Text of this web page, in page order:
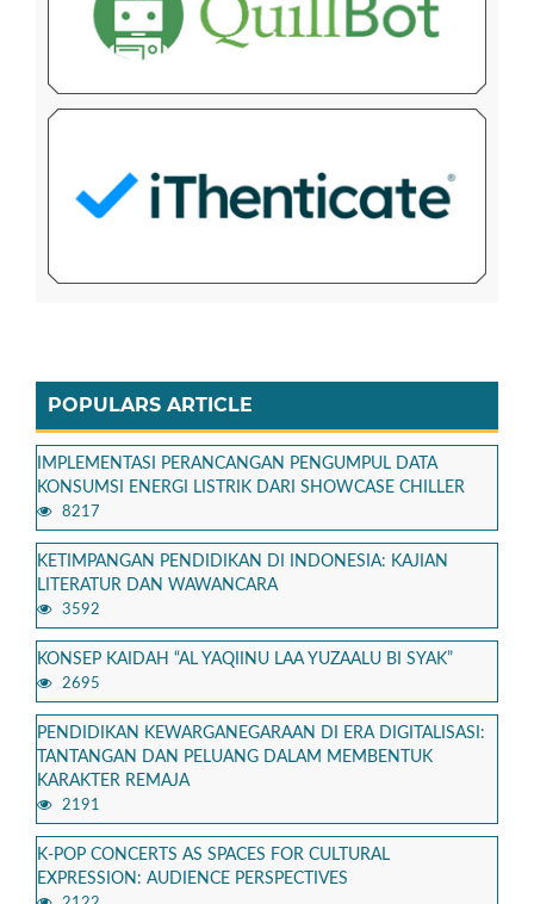
POPULARS ARTICLE
IMPLEMENTASI PERANCANGAN PENGUMPUL DATA
KONSUMSI ENERGI LISTRIK DARI SHOWCASE CHILLER
8217
KETIMPANGAN PENDIDIKAN DI INDONESIA: KAJIAN
LITERATUR DAN WAWANCARA
3592
KONSEP KAIDAH “AL YAQIINU LAA YUZAALU BI SYAK”
2695
PENDIDIKAN KEWARGANEGARAAN DI ERA DIGITALISASI:
TANTANGAN DAN PELUANG DALAM MEMBENTUK
KARAKTER REMAJA
2191
K-POP CONCERTS AS SPACES FOR CULTURAL
EXPRESSION: AUDIENCE PERSPECTIVES